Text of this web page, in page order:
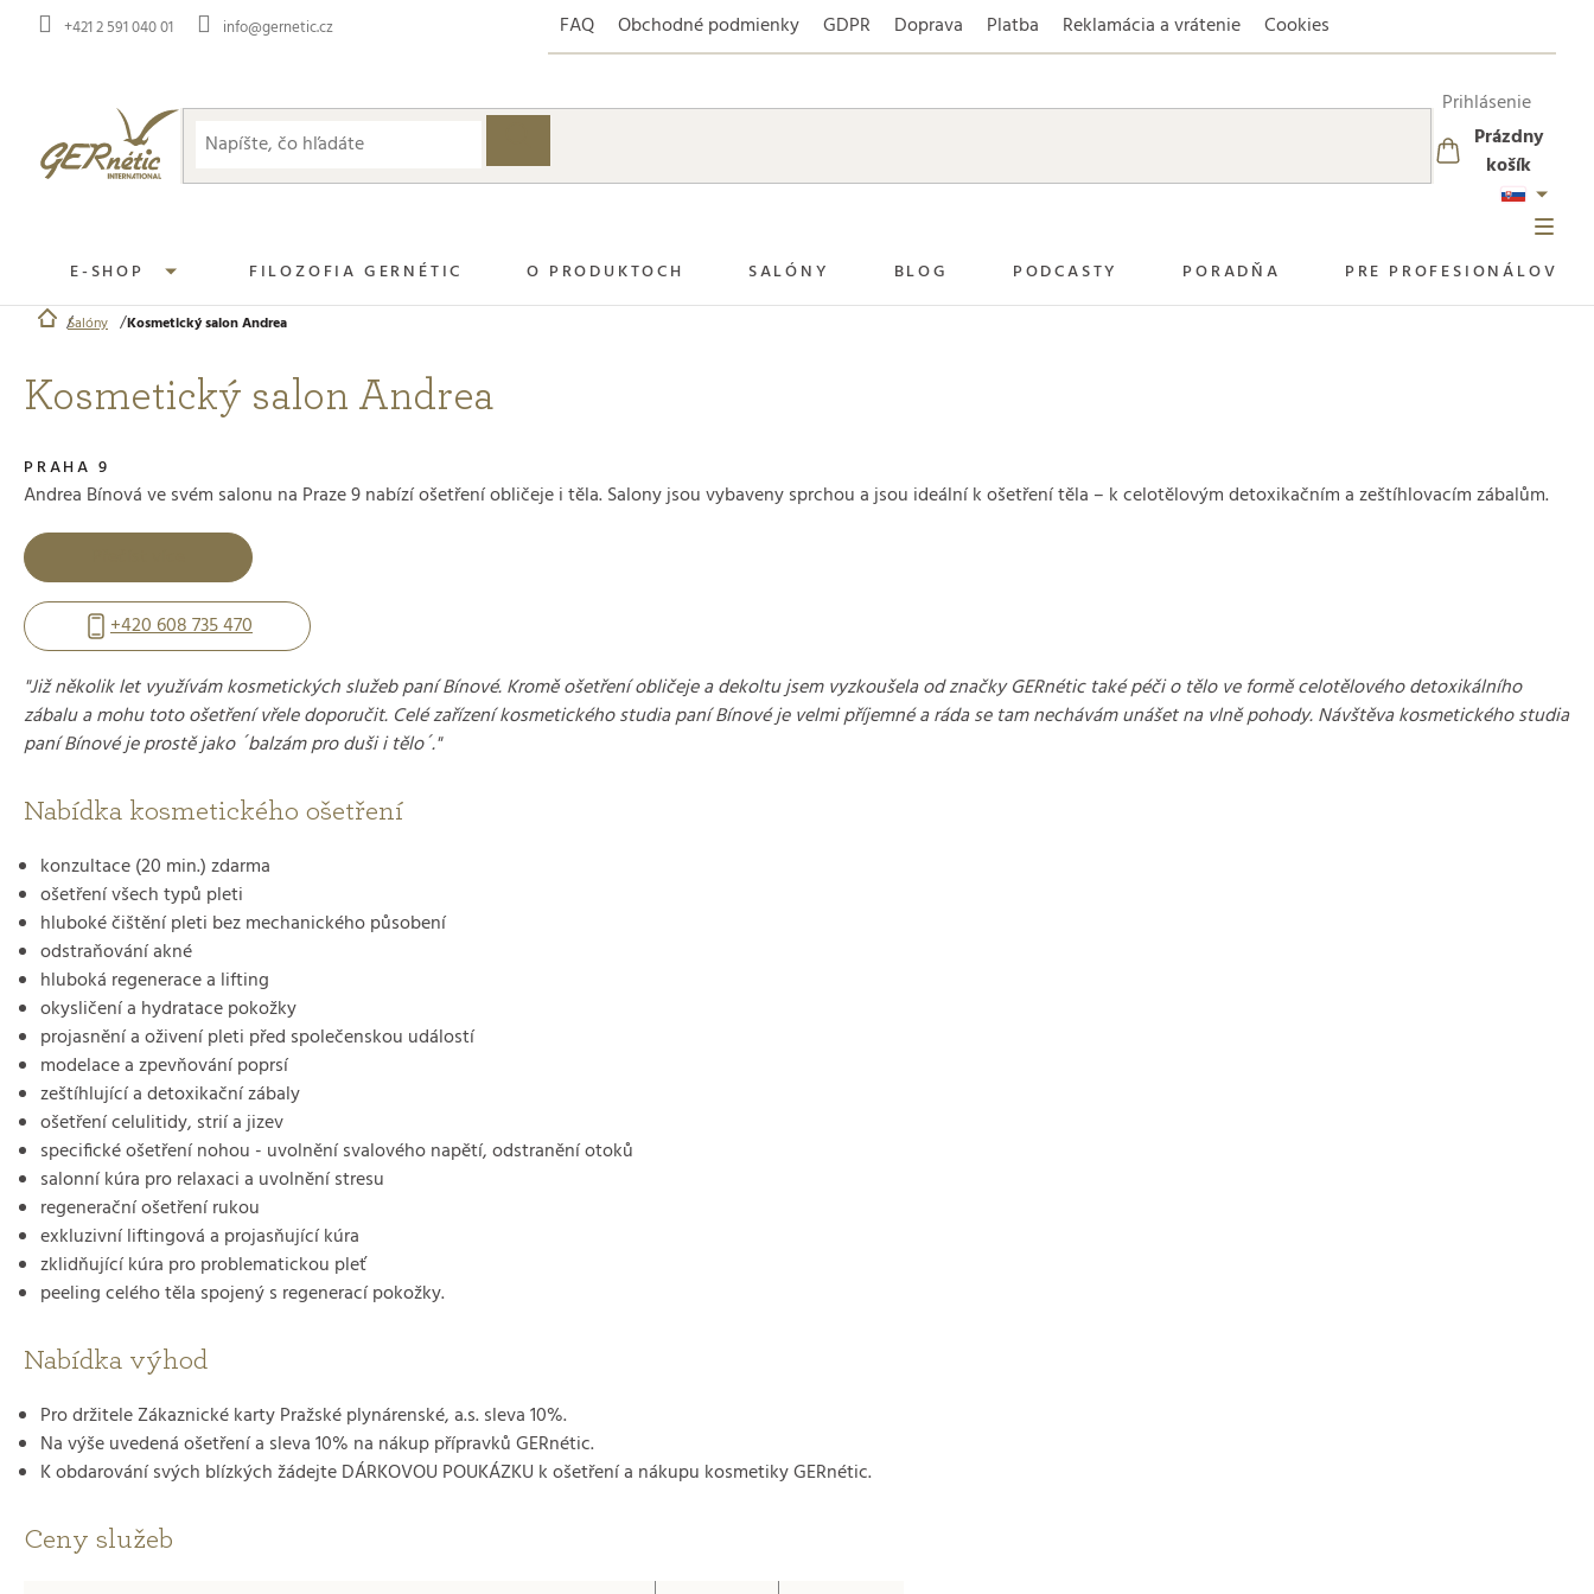
Prejsť
+421 2 591 040 01 info@gernetic.cz FAQ Obchodné podmienky GDPR Doprava Platba Reklamácia a vrátenie Cookies
Prihlásenie
NÁKUPNÝ
KOŠÍK
Prázdny
košík
E-SHOP FILOZOFIA GERNÉTIC O PRODUKTOCH SALÓNY BLOG PODCASTY PORADŇA PRE PROFESIONÁLOV
Domov
Salóny Kosmetický salon Andrea
Kosmetický salon Andrea
PRAHA 9
Andrea Bínová ve svém salonu na Praze 9 nabízí ošetření obličeje i těla. Salony jsou vybaveny sprchou a jsou ideální k ošetření těla – k celotělovým detoxikačním a zeštíhlovacím zábalům.
+420 608 735 470
"Již několik let využívám kosmetických služeb paní Bínové. Kromě ošetření obličeje a dekoltu jsem vyzkoušela od značky GERnétic také péči o tělo ve formě celotělového detoxikálního
zábalu a mohu toto ošetření vřele doporučit. Celé zařízení kosmetického studia paní Bínové je velmi příjemné a ráda se tam nechávám unášet na vlně pohody. Návštěva kosmetického studia
paní Bínové je prostě jako ´balzám pro duši i tělo´."
Nabídka kosmetického ošetření
konzultace (20 min.) zdarma
ošetření všech typů pleti
hluboké čištění pleti bez mechanického působení
odstraňování akné
hluboká regenerace a lifting
okysličení a hydratace pokožky
projasnění a oživení pleti před společenskou událostí
modelace a zpevňování poprsí
zeštíhlující a detoxikační zábaly
ošetření celulitidy, strií a jizev
specifické ošetření nohou - uvolnění svalového napětí, odstranění otoků
salonní kúra pro relaxaci a uvolnění stresu
regenerační ošetření rukou
exkluzivní liftingová a projasňující kúra
zklidňující kúra pro problematickou pleť
peeling celého těla spojený s regenerací pokožky.
Nabídka výhod
Pro držitele Zákaznické karty Pražské plynárenské, a.s. sleva 10%.
Na výše uvedená ošetření a sleva 10% na nákup přípravků GERnétic.
K obdarování svých blízkých žádejte DÁRKOVOU POUKÁZKU k ošetření a nákupu kosmetiky GERnétic.
Ceny služeb